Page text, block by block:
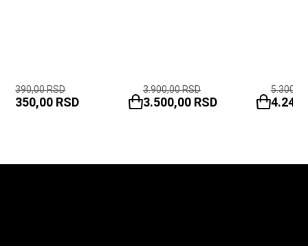
390,00RSD
350,00 RSD
3.900,00RSD
3.500,00 RSD